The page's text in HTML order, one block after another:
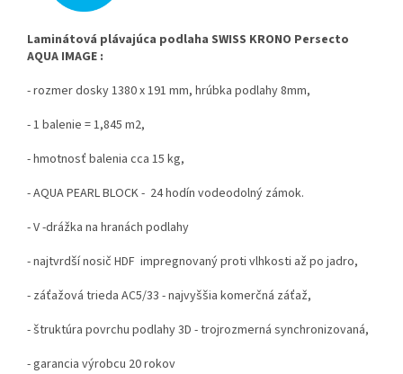
Laminátová plávajúca podlaha SWISS KRONO Persecto
AQUA IMAGE :
- rozmer dosky 1380 x 191 mm, hrúbka podlahy 8mm,
- 1 balenie = 1,845 m2,
- hmotnosť balenia cca 15 kg,
- AQUA PEARL BLOCK - 24 hodín vodeodolný zámok.
- V -drážka na hranách podlahy
- najtvrdší nosič HDF impregnovaný proti vlhkosti až po jadro,
- záťažová trieda AC5/33 - najvyššia komerčná záťaž,
- štruktúra povrchu podlahy 3D - trojrozmerná synchronizovaná,
- garancia výrobcu 20 rokov